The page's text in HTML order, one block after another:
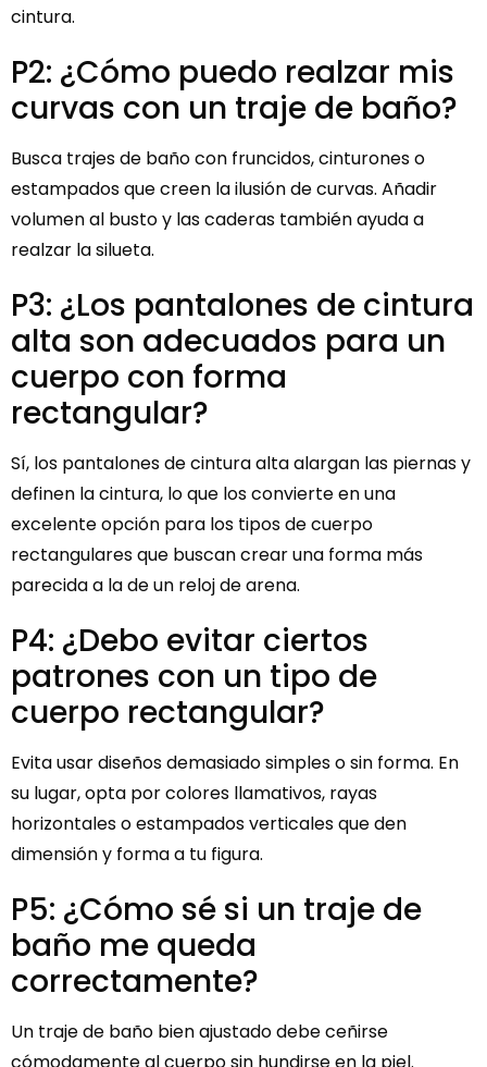
cintura.
P2: ¿Cómo puedo realzar mis
curvas con un traje de baño?
Busca trajes de baño con fruncidos, cinturones o
estampados que creen la ilusión de curvas. Añadir
volumen al busto y las caderas también ayuda a
realzar la silueta.
P3: ¿Los pantalones de cintura
alta son adecuados para un
cuerpo con forma
rectangular?
Sí, los pantalones de cintura alta alargan las piernas y
definen la cintura, lo que los convierte en una
excelente opción para los tipos de cuerpo
rectangulares que buscan crear una forma más
parecida a la de un reloj de arena.
P4: ¿Debo evitar ciertos
patrones con un tipo de
cuerpo rectangular?
Evita usar diseños demasiado simples o sin forma. En
su lugar, opta por colores llamativos, rayas
horizontales o estampados verticales que den
dimensión y forma a tu figura.
P5: ¿Cómo sé si un traje de
baño me queda
correctamente?
Un traje de baño bien ajustado debe ceñirse